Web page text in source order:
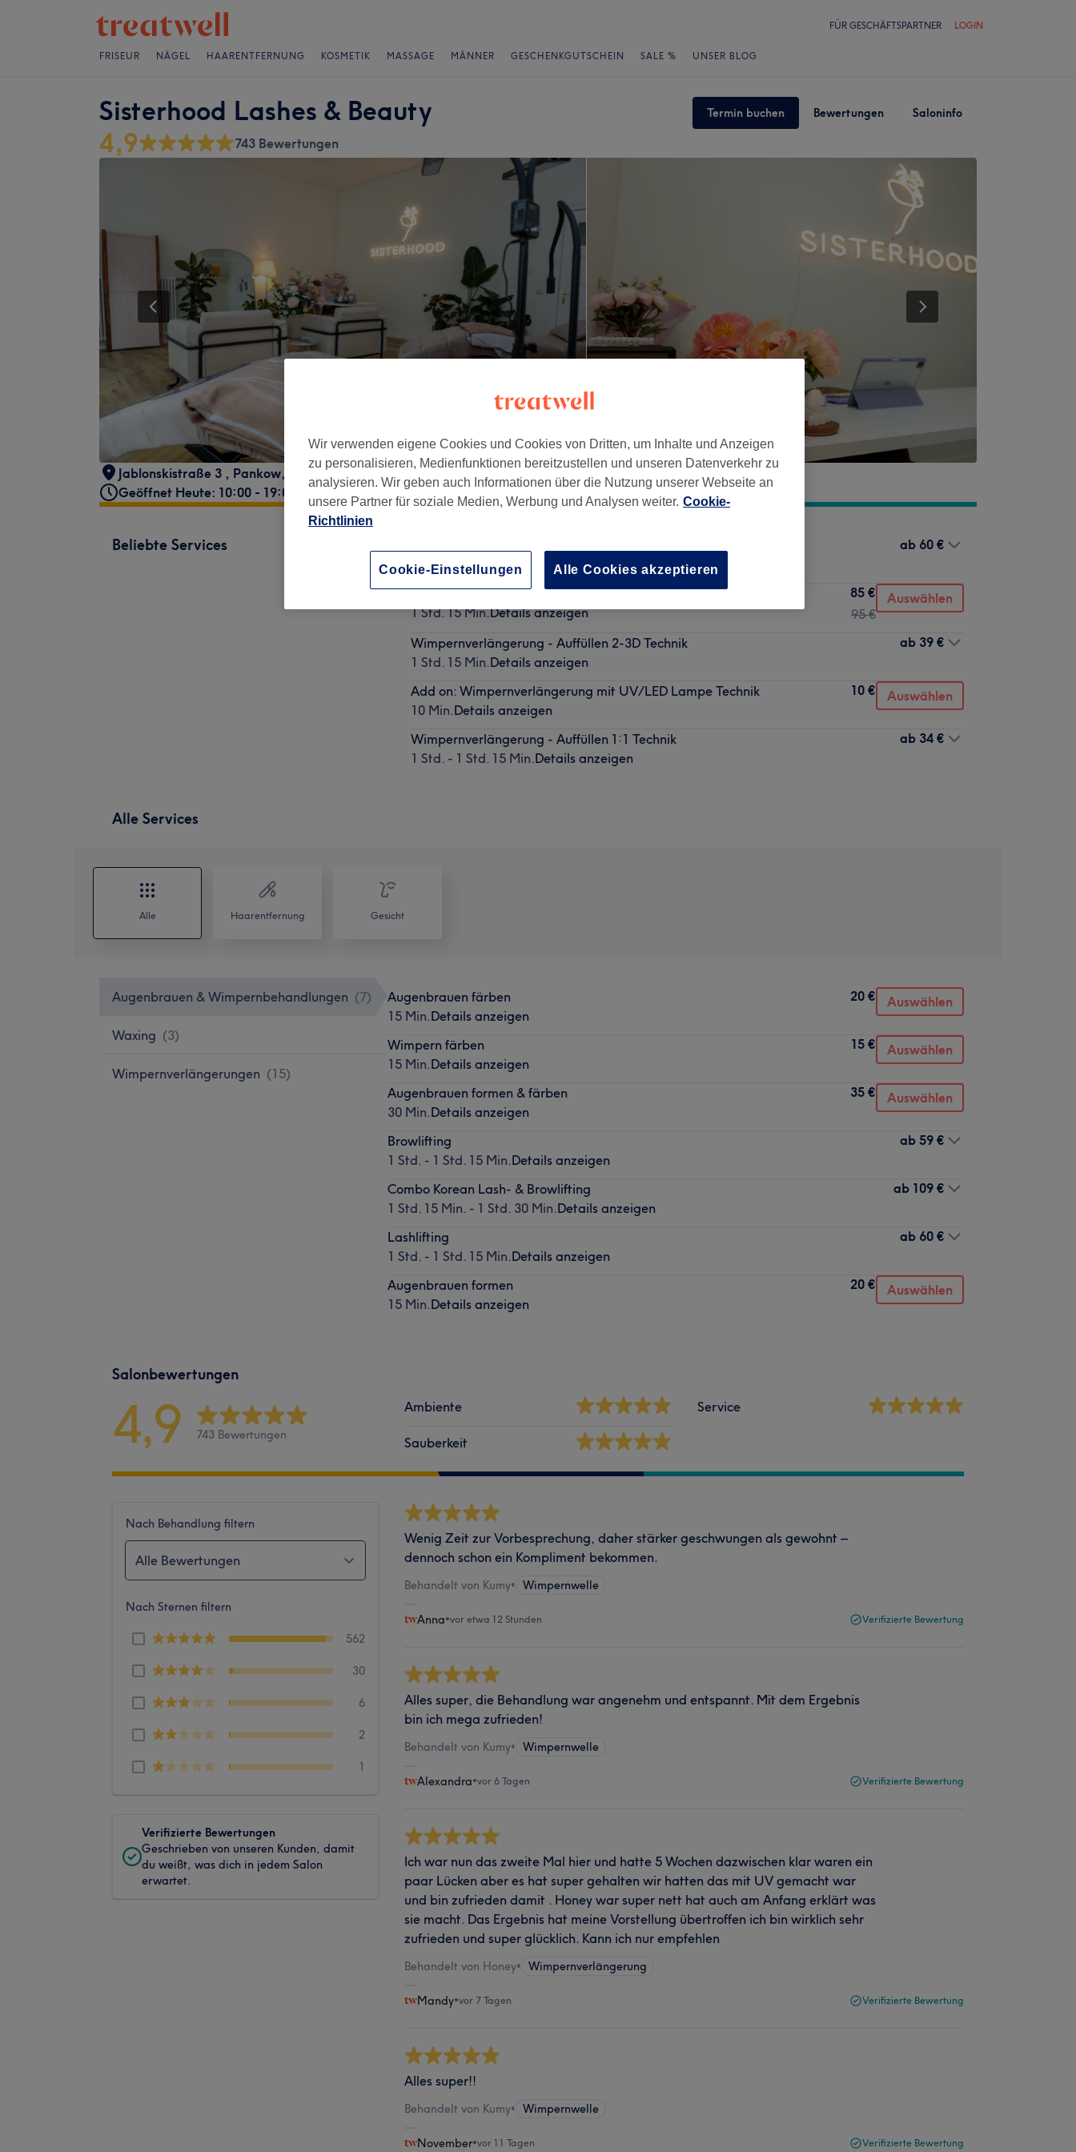
FÜR GESCHÄFTSPARTNER LOGIN
FRISEUR NÄGEL HAARENTFERNUNG KOSMETIK MASSAGE MÄNNER GESCHENKGUTSCHEIN SALE % UNSER BLOG
Sisterhood Lashes & Beauty Termin buchen Bewertungen Saloninfo
4,9 743 Bewertungen
Jablonskistraße 3 , Pankow, Berlin , 10405
Geöffnet Heute: 10:00 - 19:00
Beliebte Services
1 Std. - 1 Std. 15 Min.
Details anzeigen
ab 60 €
Wimpernverlängerung - Neuanlage 1:1 Technik
1 Std. 15 Min.Details anzeigen
85 €
95 €
Auswählen
Wimpernverlängerung - Auffüllen 2-3D Technik
1 Std. 15 Min.Details anzeigen
ab 39 €
Add on: Wimpernverlängerung mit UV/LED Lampe Technik
10 Min.Details anzeigen
10 € Auswählen
Wimpernverlängerung - Auffüllen 1:1 Technik
1 Std. - 1 Std. 15 Min.Details anzeigen
ab 34 €
Alle Services
Alle Haarentfernung Gesicht
Augenbrauen & Wimpernbehandlungen (7)
Waxing (3)
Wimpernverlängerungen (15)
Augenbrauen färben
15 Min.Details anzeigen
20 € Auswählen
Wimpern färben
15 Min.Details anzeigen
15 € Auswählen
Augenbrauen formen & färben
30 Min.Details anzeigen
35 € Auswählen
Browlifting
1 Std. - 1 Std. 15 Min.Details anzeigen
ab 59 €
Combo Korean Lash- & Browlifting
1 Std. 15 Min. - 1 Std. 30 Min.Details anzeigen
ab 109 €
Lashlifting
1 Std. - 1 Std. 15 Min.Details anzeigen
ab 60 €
Augenbrauen formen
15 Min.Details anzeigen
20 € Auswählen
Salonbewertungen
4,9 743 Bewertungen
Ambiente
Sauberkeit
Service
Nach Behandlung filtern
Alle Bewertungen
Nach Sternen filtern
562
30
6
2
1
Verifizierte Bewertungen
Geschrieben von unseren Kunden, damit
du weißt, was dich in jedem Salon
erwartet.
Wenig Zeit zur Vorbesprechung, daher stärker geschwungen als gewohnt –
dennoch schon ein Kompliment bekommen.
Behandelt von Kumy• Wimpernwelle
Anna•vor etwa 12 Stunden Verifizierte Bewertung
Alles super, die Behandlung war angenehm und entspannt. Mit dem Ergebnis
bin ich mega zufrieden!
Behandelt von Kumy• Wimpernwelle
Alexandra•vor 6 Tagen Verifizierte Bewertung
Ich war nun das zweite Mal hier und hatte 5 Wochen dazwischen klar waren ein
paar Lücken aber es hat super gehalten wir hatten das mit UV gemacht war
und bin zufrieden damit . Honey war super nett hat auch am Anfang erklärt was
sie macht. Das Ergebnis hat meine Vorstellung übertroffen ich bin wirklich sehr
zufrieden und super glücklich. Kann ich nur empfehlen
Behandelt von Honey• Wimpernverlängerung
Mandy•vor 7 Tagen Verifizierte Bewertung
Alles super!!
Behandelt von Kumy• Wimpernwelle
November•vor 11 Tagen Verifizierte Bewertung
Wir verwenden eigene Cookies und Cookies von Dritten, um Inhalte und Anzeigen
zu personalisieren, Medienfunktionen bereitzustellen und unseren Datenverkehr zu
analysieren. Wir geben auch Informationen über die Nutzung unserer Webseite an
unsere Partner für soziale Medien, Werbung und Analysen weiter. Cookie-
Richtlinien
Cookie-Einstellungen Alle Cookies akzeptieren